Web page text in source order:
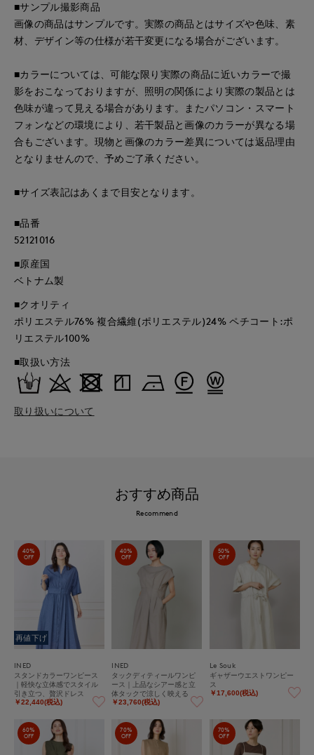
■サンプル撮影商品
画像の商品はサンプルです。実際の商品とはサイズや色味、素
材、デザイン等の仕様が若干変更になる場合がございます。
■カラーについては、可能な限り実際の商品に近いカラーで撮
影をおこなっておりますが、照明の関係により実際の製品とは
色味が違って見える場合があります。またパソコン・スマート
フォンなどの環境により、若干製品と画像のカラーが異なる場
合もございます。現物と画像のカラー差異については返品理由
となりませんので、予めご了承ください。
■サイズ表記はあくまで目安となります。
■品番
52121016
■原産国
ベトナム製
■クオリティ
ポリエステル76% 複合繊維(ポリエステル)24% ペチコート:ポ
リエステル100%
■取扱い方法
取り扱いについて
おすすめ商品
Recommend
40%
OFF
再値下げ
INED
スタンドカラーワンピース
｜軽快な立体感でスタイル
引き立つ、贅沢ドレス
￥22,440(税込)
40%
OFF
INED
タックディティールワンピ
ース｜上品なシアー感と立
体タックで涼しく映える
￥23,760(税込)
50%
OFF
Le Souk
ギャザーウエストワンピー
ス
￥17,600(税込)
60%
OFF
70%
OFF
70%
OFF